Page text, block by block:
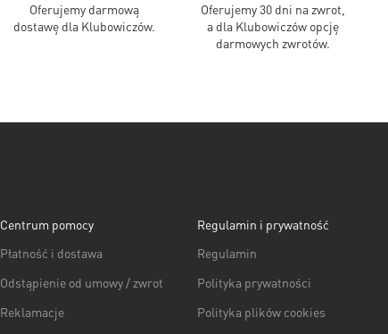
Oferujemy darmową
dostawę dla Klubowiczów.
Oferujemy 30 dni na zwrot,
a dla Klubowiczów opcję
darmowych zwrotów.
Centrum pomocy
Płatność i dostawa
Odstąpienie od umowy / zwrot
Reklamacje
Regulamin i prywatność
Regulamin
Polityka prywatności
Polityka plików cookies